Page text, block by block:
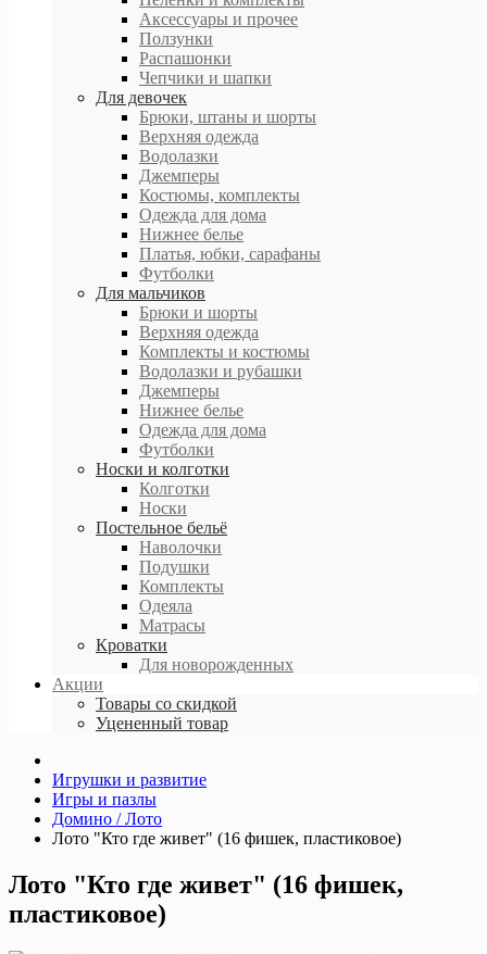
Аксессуары и прочее
Ползунки
Распашонки
Чепчики и шапки
Для девочек
Брюки, штаны и шорты
Верхняя одежда
Водолазки
Джемперы
Костюмы, комплекты
Одежда для дома
Нижнее белье
Платья, юбки, сарафаны
Футболки
Для мальчиков
Брюки и шорты
Верхняя одежда
Комплекты и костюмы
Водолазки и рубашки
Джемперы
Нижнее белье
Одежда для дома
Футболки
Носки и колготки
Колготки
Носки
Постельное бельё
Наволочки
Подушки
Комплекты
Одеяла
Матрасы
Кроватки
Для новорожденных
Акции
Товары со скидкой
Уцененный товар
Игрушки и развитие
Игры и пазлы
Домино / Лото
Лото "Кто где живет" (16 фишек, пластиковое)
Лото "Кто где живет" (16 фишек,
пластиковое)